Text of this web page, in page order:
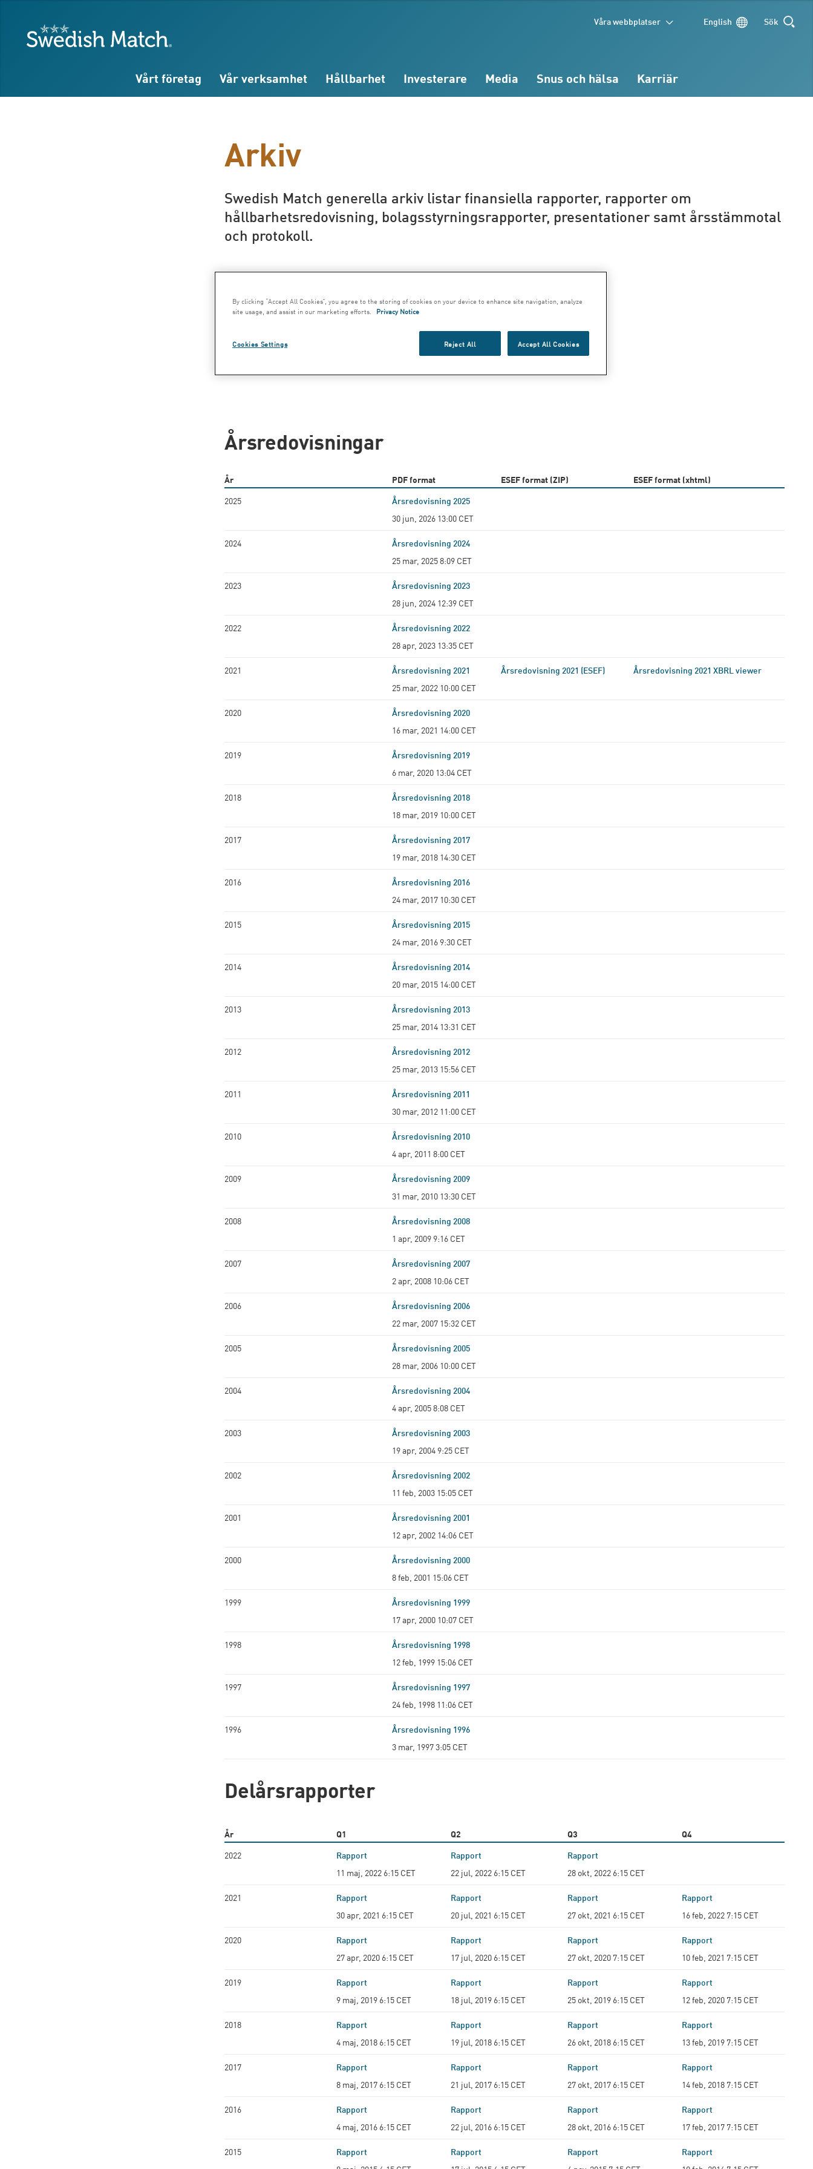
Sök
Fritext
Fritext
Swedish Match
Våra webbplatser English Sök
Vårt företag Vår verksamhet Hållbarhet Investerare Media Snus och hälsa Karriär
Arkiv
Swedish Match generella arkiv listar finansiella rapporter, rapporter om
hållbarhetsredovisning, bolagsstyrningsrapporter, presentationer samt årsstämmotal
och protokoll.
Sök i arkivet
Årsredovisningar
År PDF format ESEF format (ZIP)
ESEF format (xhtml)
2025
Årsredovisning 2025
30 jun, 2026 13:00 CET
2024 Årsredovisning 2024
25 mar, 2025 8:09 CET
2023 Årsredovisning 2023
28 jun, 2024 12:39 CET
2022 Årsredovisning 2022
28 apr, 2023 13:35 CET
2021 Årsredovisning 2021
25 mar, 2022 10:00 CET
Årsredovisning 2021 (ESEF) Årsredovisning 2021 XBRL viewer
2020 Årsredovisning 2020
16 mar, 2021 14:00 CET
2019 Årsredovisning 2019
6 mar, 2020 13:04 CET
2018 Årsredovisning 2018
18 mar, 2019 10:00 CET
2017 Årsredovisning 2017
19 mar, 2018 14:30 CET
2016 Årsredovisning 2016
24 mar, 2017 10:30 CET
2015 Årsredovisning 2015
24 mar, 2016 9:30 CET
2014 Årsredovisning 2014
20 mar, 2015 14:00 CET
2013 Årsredovisning 2013
25 mar, 2014 13:31 CET
2012 Årsredovisning 2012
25 mar, 2013 15:56 CET
2011 Årsredovisning 2011
30 mar, 2012 11:00 CET
2010 Årsredovisning 2010
4 apr, 2011 8:00 CET
2009 Årsredovisning 2009
31 mar, 2010 13:30 CET
2008 Årsredovisning 2008
1 apr, 2009 9:16 CET
2007 Årsredovisning 2007
2 apr, 2008 10:06 CET
2006 Årsredovisning 2006
22 mar, 2007 15:32 CET
2005 Årsredovisning 2005
28 mar, 2006 10:00 CET
2004 Årsredovisning 2004
4 apr, 2005 8:08 CET
2003 Årsredovisning 2003
19 apr, 2004 9:25 CET
2002 Årsredovisning 2002
11 feb, 2003 15:05 CET
2001 Årsredovisning 2001
12 apr, 2002 14:06 CET
2000 Årsredovisning 2000
8 feb, 2001 15:06 CET
1999 Årsredovisning 1999
17 apr, 2000 10:07 CET
1998 Årsredovisning 1998
12 feb, 1999 15:06 CET
1997 Årsredovisning 1997
24 feb, 1998 11:06 CET
1996 Årsredovisning 1996
3 mar, 1997 3:05 CET
Delårsrapporter
År Q1 Q2 Q3
Q4
2022
Rapport
11 maj, 2022 6:15 CET
Rapport
22 jul, 2022 6:15 CET
Rapport
28 okt, 2022 6:15 CET
2021 Rapport
30 apr, 2021 6:15 CET
Rapport
20 jul, 2021 6:15 CET
Rapport
27 okt, 2021 6:15 CET
Rapport
16 feb, 2022 7:15 CET
2020 Rapport
27 apr, 2020 6:15 CET
Rapport
17 jul, 2020 6:15 CET
Rapport
27 okt, 2020 7:15 CET
Rapport
10 feb, 2021 7:15 CET
2019 Rapport
9 maj, 2019 6:15 CET
Rapport
18 jul, 2019 6:15 CET
Rapport
25 okt, 2019 6:15 CET
Rapport
12 feb, 2020 7:15 CET
2018 Rapport
4 maj, 2018 6:15 CET
Rapport
19 jul, 2018 6:15 CET
Rapport
26 okt, 2018 6:15 CET
Rapport
13 feb, 2019 7:15 CET
2017 Rapport
8 maj, 2017 6:15 CET
Rapport
21 jul, 2017 6:15 CET
Rapport
27 okt, 2017 6:15 CET
Rapport
14 feb, 2018 7:15 CET
2016 Rapport
4 maj, 2016 6:15 CET
Rapport
22 jul, 2016 6:15 CET
Rapport
28 okt, 2016 6:15 CET
Rapport
17 feb, 2017 7:15 CET
2015 Rapport Rapport Rapport Rapport
By clicking “Accept All Cookies”, you agree to the storing of cookies on your device to enhance site navigation, analyze
site usage, and assist in our marketing efforts.
Privacy Notice
Cookies Settings Reject All Accept All Cookies